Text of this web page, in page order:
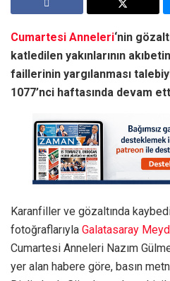
Cumartesi Anneleri‘nin
katledilen yakınlarının
faillerinin yargılanması
1077’nci haftasında devam
Karanfiller ve gözaltında
fotoğraflarıyla Galatasaray
Cumartesi Anneleri Nazım
yer alan habere göre, basın